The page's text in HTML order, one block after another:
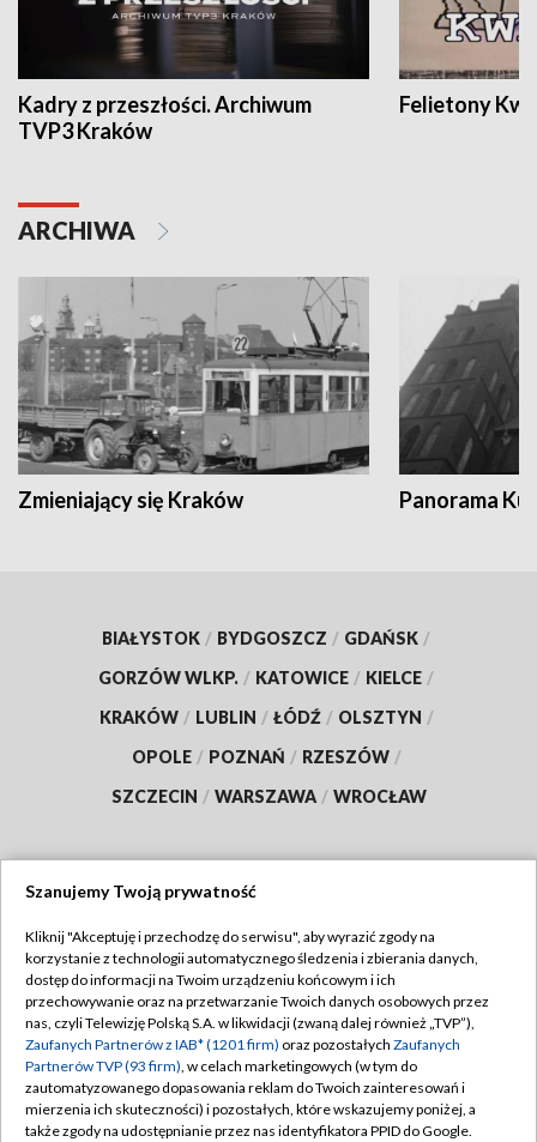
Kadry z przeszłości. Archiwum
TVP3 Kraków
Felietony
ARCHIWA
Zmieniający się Kraków Panorama
BIAŁYSTOK / BYDGOSZCZ / GDAŃSK /
GORZÓW WLKP. / KATOWICE / KIELCE /
KRAKÓW / LUBLIN / ŁÓDŹ / OLSZTYN /
OPOLE / POZNAŃ / RZESZÓW /
SZCZECIN / WARSZAWA / WROCŁAW
TVP
Abonament TVP
Emisja w TVP
Centrum informacji TVP
Naziemna Telewizja Cyfrowa
Regulamin TVP
Polityka prywatności
Moje zgody
Pomoc
Szanujemy Twoją prywatność
Kliknij "Akceptuję i przechodzę do serwisu", aby wyrazić zgody na
korzystanie z technologii automatycznego śledzenia i zbierania danych,
dostęp do informacji na Twoim urządzeniu końcowym i ich
przechowywanie oraz na przetwarzanie Twoich danych osobowych przez
nas, czyli Telewizję Polską S.A. w likwidacji (zwaną dalej również „TVP”),
Zaufanych Partnerów z IAB* (1201 firm) oraz pozostałych Zaufanych
Partnerów TVP (93 firm), w celach marketingowych (w tym do
zautomatyzowanego dopasowania reklam do Twoich zainteresowań i
mierzenia ich skuteczności) i pozostałych, które wskazujemy poniżej, a
także zgody na udostępnianie przez nas identyfikatora PPID do Google.